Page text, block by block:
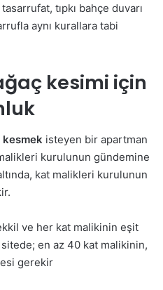
tıpkı bahçe duvarı
aynı kurallara tabi
kesimi için
kesmek isteyen bir apartman
kurulunun gündemine
kat malikleri kurulunun
ve her kat malikinin eşit
en az 40 kat malikinin,
gerekir